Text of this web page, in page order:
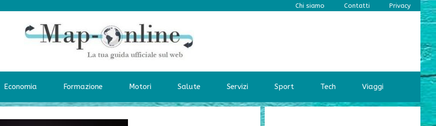
Chi siamo Contatti Privacy
Economia Formazione Motori Salute Servizi Sport Tech Viaggi